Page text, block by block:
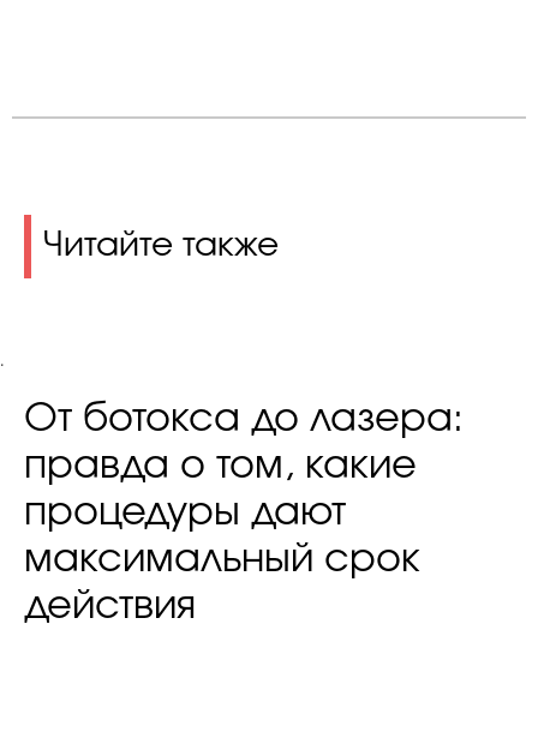
Читайте также
.
От ботокса до лазера:
правда о том, какие
процедуры дают
максимальный срок
действия